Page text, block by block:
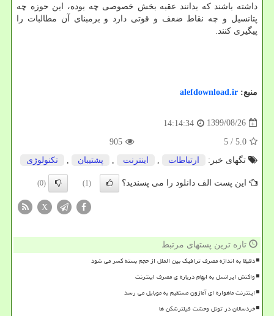
داشته باشند که بدانند عقبه بخش خصوصی چه بوده، این حوزه چه
پتانسیل و چه نقاط ضعف و قوتی دارد و برمبنای آن مطالبات را
پیگیری کنند.
منبع: alefdownload.ir
1399/08/26
14:14:34
5.0
/ 5
905
تگهای خبر:
ارتباطات , اینترنت , پشتیبان , تكنولوژی
این پست الف دانلود را می پسندید؟ (1)
(0)
X
تازه ترین پستهای مرتبط
دقیقا به اندازه مصرف ترافیک بین الملل از حجم بسته کسر می شود
واکنش ایرانسل به ابهام درباره ی مصرف اینترنت
اینترنت ماهواره ای آمازون مستقیم به موبایل می رسد
خردسالان در تونل وحشت فیلترشکن ها